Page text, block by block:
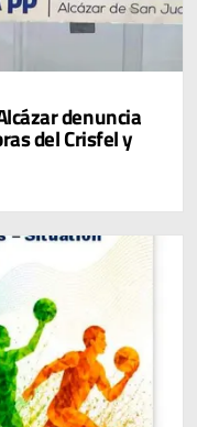
denuncia
del Crisfel y